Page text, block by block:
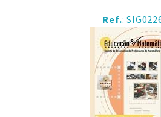
Ref.: